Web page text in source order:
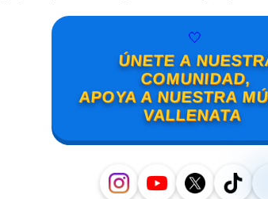
🤍
ÚNETE A
COMUNIDAD,
APOYA A NUESTRA
VALLENATA